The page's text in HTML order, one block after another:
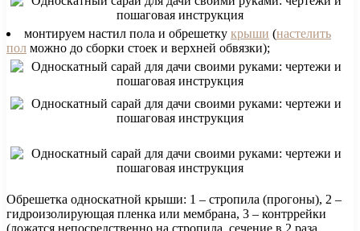
монтируем настил пола и обрешетку крыши (настелить
пол можно до сборки стоек и верхней обвязки);
Обрешетка односкатной крыши: 1 – стропила (прогоны), 2 –
гидроизолирующая пленка или мембрана, 3 – контррейки
(ложатся непосредственно на стропила, сечение в 2 раза